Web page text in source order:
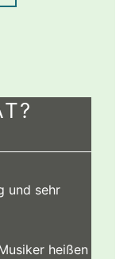
und sehr
heißen